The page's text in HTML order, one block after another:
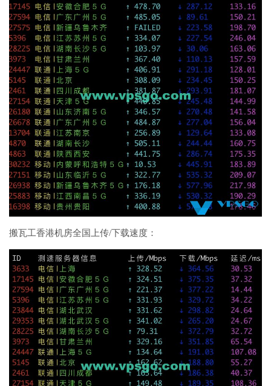
搬瓦工香港机房全国上传/下载速度：